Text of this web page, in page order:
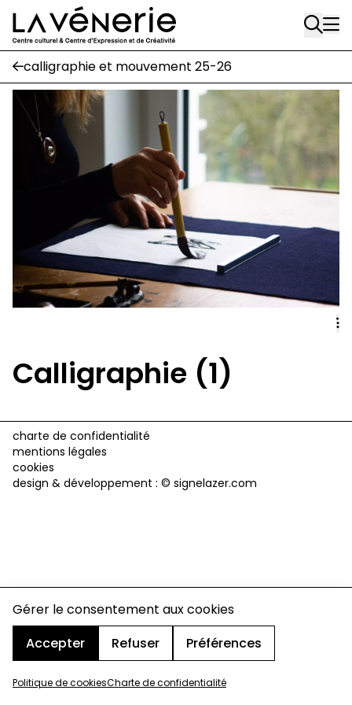
Gérer le consentement aux cookies
Accepter
Refuser Préférences
Politique de cookiesCharte de confidentialité
Aller au contenu principal
Rue Gratès, 3
1170 Watermael-Boitsfort
02 663 85 50
Écuries
Place Gilson, 3
1170 Watermael-Boitsfort
02 663 85 50
Journal Vénerie- version papier
Newsletter
calligraphie et mouvement 25-26
Calligraphie (1)
charte de confidentialité
mentions légales
cookies
design & développement : © signelazer.com